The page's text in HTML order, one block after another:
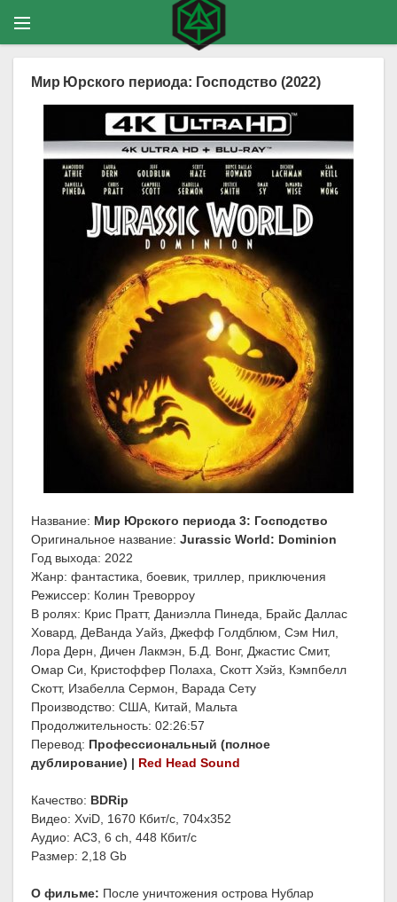
Мир Юрского периода: Господство (2022)
Название: Мир Юрского периода 3: Господство
Оригинальное название: Jurassic World: Dominion
Год выхода: 2022
Жанр: фантастика, боевик, триллер, приключения
Режиссер: Колин Треворроу
В ролях: Крис Пратт, Даниэлла Пинеда, Брайс Даллас
Ховард, ДеВанда Уайз, Джефф Голдблюм, Сэм Нил,
Лора Дерн, Дичен Лакмэн, Б.Д. Вонг, Джастис Смит,
Омар Си, Кристоффер Полаха, Скотт Хэйз, Кэмпбелл
Скотт, Изабелла Сермон, Варада Сету
Производство: США, Китай, Мальта
Продолжительность: 02:26:57
Перевод: Профессиональный (полное
дублирование) | Red Head Sound
Качество: BDRip
Видео: XviD, 1670 Кбит/с, 704x352
Аудио: AC3, 6 ch, 448 Кбит/с
Размер: 2,18 Gb
О фильме: После уничтожения острова Нублар